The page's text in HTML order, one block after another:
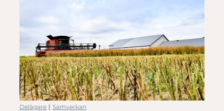
Delägare | Samverkan